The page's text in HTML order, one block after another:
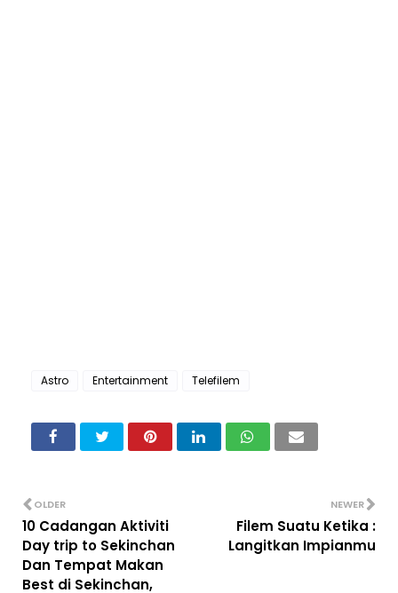
Astro Entertainment Telefilem
NEWER
Filem Suatu Ketika :
Langitkan Impianmu
OLDER
10 Cadangan Aktiviti
Day trip to Sekinchan
Dan Tempat Makan
Best di Sekinchan,